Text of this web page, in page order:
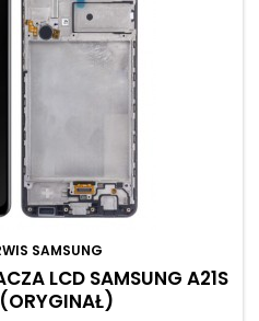
SAMSUNG
LCD SAMSUNG A21S